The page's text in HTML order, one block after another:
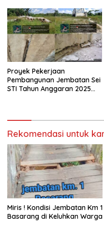
Proyek Pekerjaan
Pembangunan Jembatan Sei
STI Tahun Anggaran 2025
Rekomendasi untuk
Miris ! Kondisi Jembatan Km 1
Basarang di Keluhkan Warga